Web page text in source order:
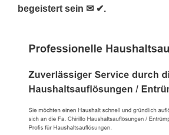
begeistert sein ✉ ✔.